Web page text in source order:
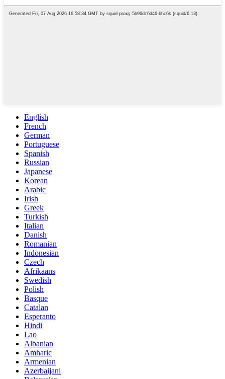
English
French
German
Portuguese
Spanish
Russian
Japanese
Korean
Arabic
Irish
Greek
Turkish
Italian
Danish
Romanian
Indonesian
Czech
Afrikaans
Swedish
Polish
Basque
Catalan
Esperanto
Hindi
Lao
Albanian
Amharic
Armenian
Azerbaijani